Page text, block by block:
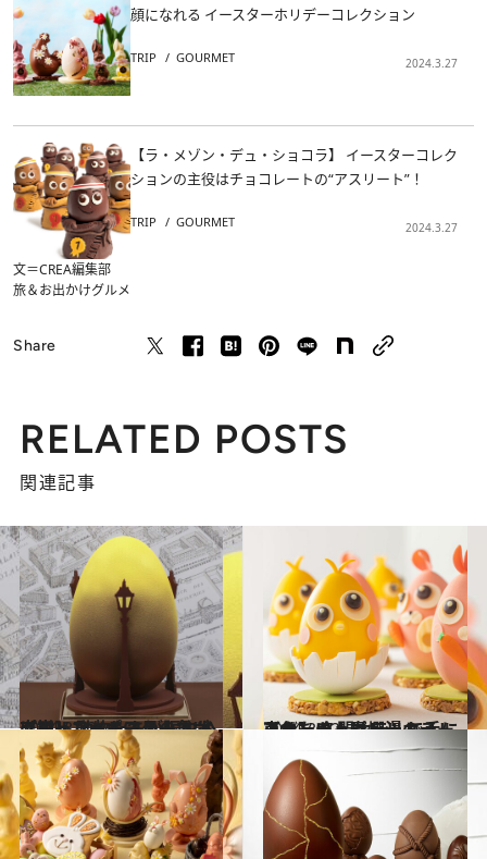
顔になれる イースターホリデーコレクション
TRIP GOURMET 2024.3.27
【ラ・メゾン・デュ・ショコラ】 イースターコレク
ションの主役はチョコレートの“アスリート”！
TRIP GOURMET 2024.3.27
文＝CREA編集部
旅＆お出かけグルメ
Share
RELATED POSTS
関連記事
2024.3.22
【ジャン＝ポール・エヴァン】 動物たちが賑やかに揃ったイースター エイプリルフール“4月の魚”も充実
グルメ 2024.3.22
【ザ・キャピトルホテル 東急】 名門ホテルで手に入れたい！春爛漫のイースターチョコレート
グルメ